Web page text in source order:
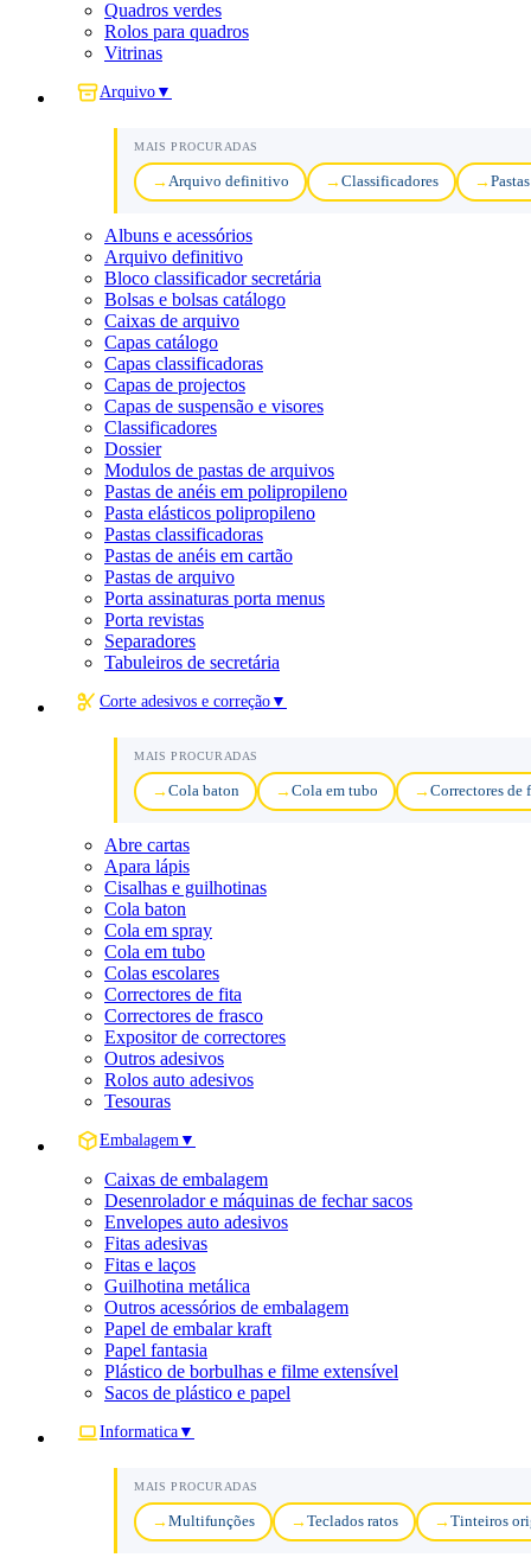
Quadros verdes
Rolos para quadros
Vitrinas
Arquivo ▼
MAIS PROCURADAS
Arquivo definitivo Classificadores
Albuns e acessórios
Arquivo definitivo
Bloco classificador secretária
Bolsas e bolsas catálogo
Caixas de arquivo
Capas catálogo
Capas classificadoras
Capas de projectos
Capas de suspensão e visores
Classificadores
Dossier
Modulos de pastas de arquivos
Pastas de anéis em polipropileno
Pasta elásticos polipropileno
Pastas classificadoras
Pastas de anéis em cartão
Pastas de arquivo
Porta assinaturas porta menus
Porta revistas
Separadores
Tabuleiros de secretária
Corte adesivos e correção ▼
MAIS PROCURADAS
Cola baton Cola em tubo Correctores de
Abre cartas
Apara lápis
Cisalhas e guilhotinas
Cola baton
Cola em spray
Cola em tubo
Colas escolares
Correctores de fita
Correctores de frasco
Expositor de correctores
Outros adesivos
Rolos auto adesivos
Tesouras
Embalagem ▼
Caixas de embalagem
Desenrolador e máquinas de fechar sacos
Envelopes auto adesivos
Fitas adesivas
Fitas e laços
Guilhotina metálica
Outros acessórios de embalagem
Papel de embalar kraft
Papel fantasia
Plástico de borbulhas e filme extensível
Sacos de plástico e papel
Informatica ▼
MAIS PROCURADAS
Multifunções Teclados ratos Tinteiros